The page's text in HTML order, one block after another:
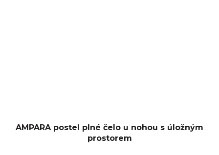
AMPARA postel plné čelo u nohou s úložným
prostorem